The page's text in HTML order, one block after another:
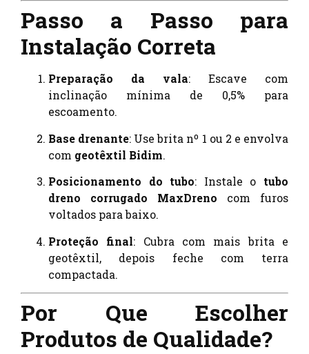
Passo a Passo para
Instalação Correta
Preparação da vala: Escave com
inclinação mínima de 0,5% para
escoamento.
Base drenante: Use brita nº 1 ou 2 e envolva
com geotêxtil Bidim.
Posicionamento do tubo: Instale o tubo
dreno corrugado MaxDreno com furos
voltados para baixo.
Proteção final: Cubra com mais brita e
geotêxtil, depois feche com terra
compactada.
Por Que Escolher
Produtos de Qualidade?